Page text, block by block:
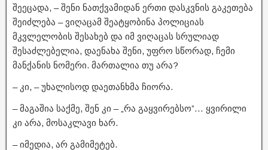
შეეცადა, – შენი ნათქვამიდან ერთი დასკვნის გაკეთება
შეიძლება – ვიღაცამ შეატყობინა პოლიციას
მკვლელობის შესახებ და იმ ვიღაცას სრულიად
შესაძლებელია, დაენახა შენი, უფრო სწორად, ჩემი
მანქანის ნომერი. მართალია თუ არა?
– კი, – უხალისოდ დაეთანხმა ჩიორა.
– მაგაშია საქმე, შენ კი – „რა გაყვირებსო”… ყვირილი
კი არა, მოსაკლავი ხარ.
– იმედია, არ გამიმეტებ.